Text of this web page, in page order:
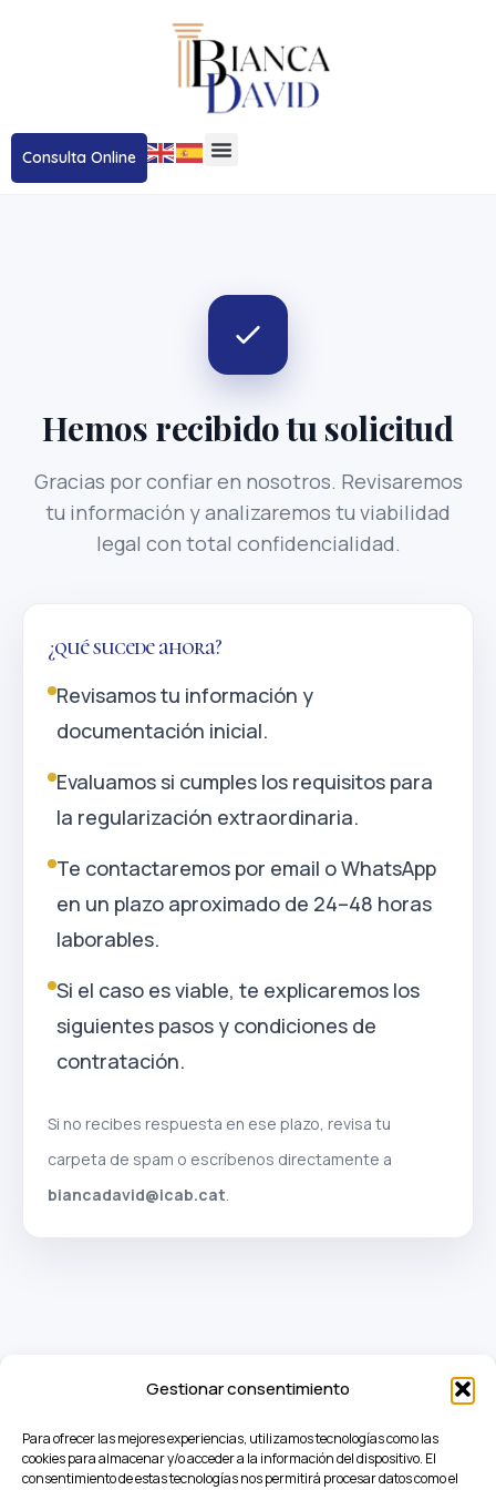
Gestionar consentimiento
Para ofrecer las mejores experiencias, utilizamos tecnologías como las
cookies para almacenar y/o acceder a la información del dispositivo. El
consentimiento de estas tecnologías nos permitirá procesar datos como el
Consulta Online
Hemos recibido tu solicitud
Gracias por confiar en nosotros. Revisaremos
tu información y analizaremos tu viabilidad
legal con total confidencialidad.
¿qué sucede ahora?
Revisamos tu información y
documentación inicial.
Evaluamos si cumples los requisitos para
la regularización extraordinaria.
Te contactaremos por email o WhatsApp
en un plazo aproximado de 24–48 horas
laborables.
Si el caso es viable, te explicaremos los
siguientes pasos y condiciones de
contratación.
Si no recibes respuesta en ese plazo, revisa tu
carpeta de spam o escríbenos directamente a
biancadavid@icab.cat.
Carrer de Pau Claris, 162 -
164, planta 7 08037,